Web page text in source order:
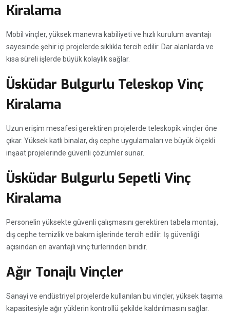
Kiralama
Mobil vinçler, yüksek manevra kabiliyeti ve hızlı kurulum avantajı
sayesinde şehir içi projelerde sıklıkla tercih edilir. Dar alanlarda ve
kısa süreli işlerde büyük kolaylık sağlar.
Üsküdar Bulgurlu Teleskop Vinç
Kiralama
Uzun erişim mesafesi gerektiren projelerde teleskopik vinçler öne
çıkar. Yüksek katlı binalar, dış cephe uygulamaları ve büyük ölçekli
inşaat projelerinde güvenli çözümler sunar.
Üsküdar Bulgurlu Sepetli Vinç
Kiralama
Personelin yüksekte güvenli çalışmasını gerektiren tabela montajı,
dış cephe temizlik ve bakım işlerinde tercih edilir. İş güvenliği
açısından en avantajlı vinç türlerinden biridir.
Ağır Tonajlı Vinçler
Sanayi ve endüstriyel projelerde kullanılan bu vinçler, yüksek taşıma
kapasitesiyle ağır yüklerin kontrollü şekilde kaldırılmasını sağlar.